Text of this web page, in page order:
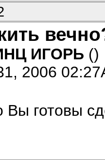
ИГОРЬ ()
2006
Вы готовы